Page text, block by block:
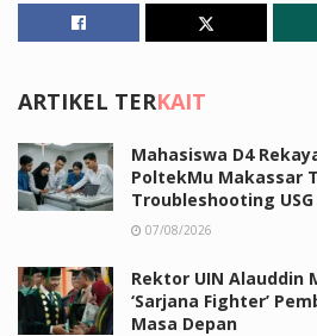
ARTIKEL TERKAIT
Mahasiswa D4
PoltekMu Makassar
Troubleshooting
07/08/2026
Rektor UIN Alauddin
‘Sarjana Fighter’
Masa Depan